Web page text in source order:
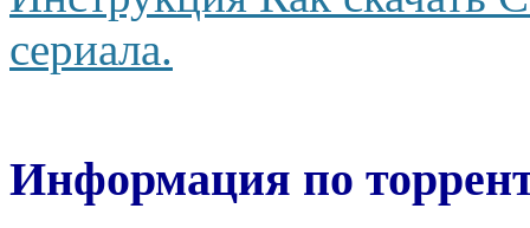
сериала.
Информация по